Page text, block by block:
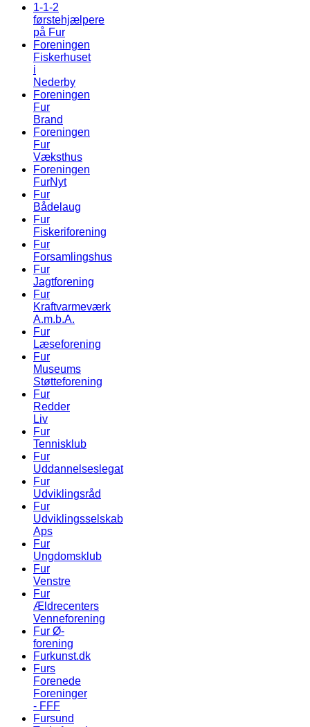
1-1-2
førstehjælpere
på Fur
Foreningen
Fiskerhuset
i
Nederby
Foreningen
Fur
Brand
Foreningen
Fur
Væksthus
Foreningen
FurNyt
Fur
Bådelaug
Fur
Fiskeriforening
Fur
Forsamlingshus
Fur
Jagtforening
Fur
Kraftvarmeværk
A.m.b.A.
Fur
Læseforening
Fur
Museums
Støtteforening
Fur
Redder
Liv
Fur
Tennisklub
Fur
Uddannelseslegat
Fur
Udviklingsråd
Fur
Udviklingsselskab
Aps
Fur
Ungdomsklub
Fur
Venstre
Fur
Ældrecenters
Venneforening
Fur Ø-
forening
Furkunst.dk
Furs
Forenede
Foreninger
- FFF
Fursund